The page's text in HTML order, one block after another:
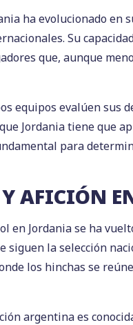
ha evolucionado
Su
que, aunque
equipos evalúen
Jordania tiene que
para
AFICIÓN
en Jordania se ha
siguen la selección
los hinchas se
argentina es